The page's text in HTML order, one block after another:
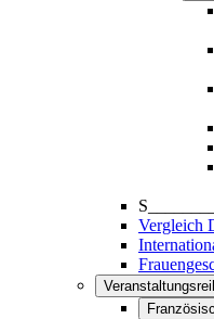
Vergleich